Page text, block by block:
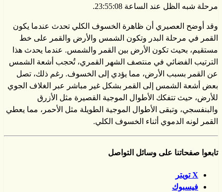
مرحلة شبه الظل عند الساعة 23:55:08.
وقد أوضح العصيري أن ظاهرة الخسوف الكلي تحدث عندما يكون
القمر في مرحلة البدر وتكون الشمس والأرض والقمر على خط
مستقيم، بحيث تكون الأرض بين القمر والشمس. عندما يحدث هذا
الترتيب الفضائي في منتصف الشهر القمري، تُحجب أشعة الشمس
عن القمر بسبب الأرض، مما يؤدي إلى الخسوف. رغم ذلك، تصل
بعض أشعة الشمس إلى القمر بشكل غير مباشر عبر الغلاف الجوي
للأرض، حيث تتفكك الأطوال الموجية القصيرة مثل الأزرق
والبنفسجي، وتبقى الأطوال الموجية الطويلة مثل الأحمر، مما يعطي
القمر لونه الدموي أثناء الخسوف الكلي.
تابعوا صفحاتنا على وسائل التواصل
X تويتر
فيسبوك